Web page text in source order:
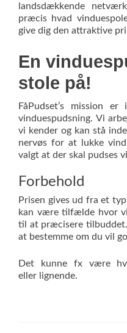
landsdækkende
præcis hvad
give dig den attraktive
En
stole på!
FåPudset’s mission
vinduespudsning. Vi
vi kender og kan stå
nervøs for at lukke
valgt at der skal pudses
Forbehold
Prisen gives ud fra et
kan være tilfælde hvor
til at præcisere
at bestemme om du vil
Det kunne fx være
eller lignende.